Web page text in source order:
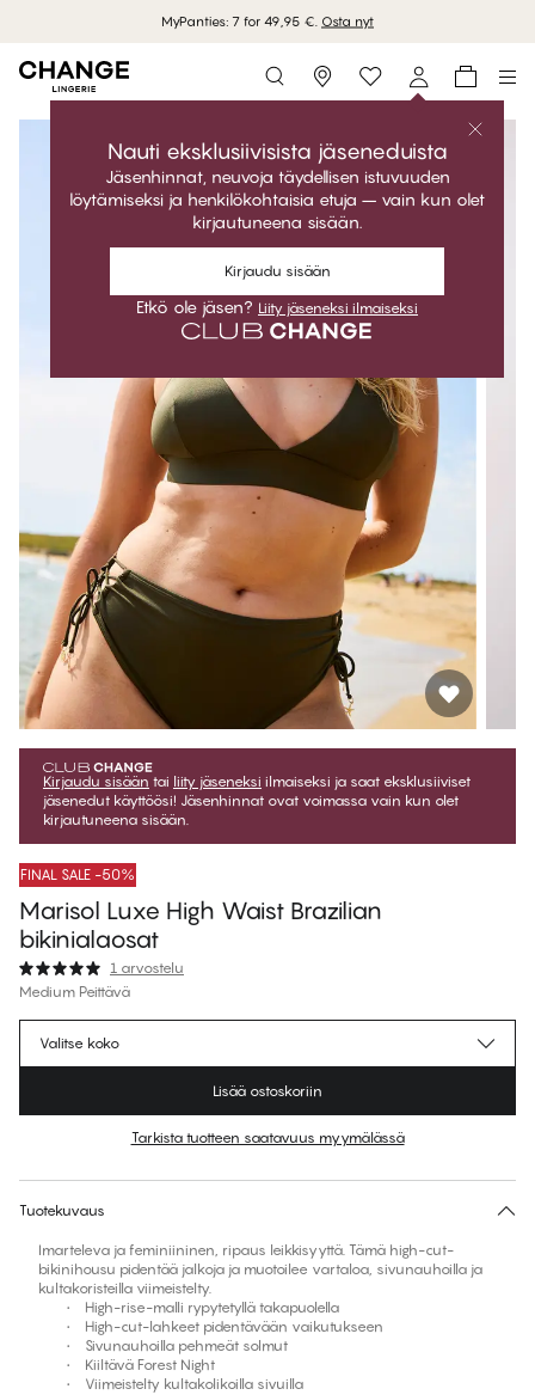
MyPanties: 7 for 49,95 €. Osta nyt
Storefinder
Nauti eksklusiivisista jäseneduista
Jäsenhinnat, neuvoja täydellisen istuvuuden
löytämiseksi ja henkilökohtaisia etuja – vain kun olet
kirjautuneena sisään.
Kirjaudu sisään
Etkö ole jäsen? Liity jäseneksi ilmaiseksi
Kirjaudu sisään tai liity jäseneksi ilmaiseksi ja saat eksklusiiviset
jäsenedut käyttöösi! Jäsenhinnat ovat voimassa vain kun olet
kirjautuneena sisään.
FINAL SALE -50%
Marisol Luxe High Waist Brazilian
bikinialaosat
1 arvostelu
Medium Peittävä
€39.95Normaalihinta
Ei ehdotettua kokoa tähän tuotteeseen
Valitse koko
Lisää ostoskoriin
Tarkista tuotteen saatavuus myymälässä
Tuotekuvaus
Imarteleva ja feminiininen, ripaus leikkisyyttä. Tämä high-cut-
bikinihousu pidentää jalkoja ja muotoilee vartaloa, sivunauhoilla ja
kultakoristeilla viimeistelty.
• High-rise-malli rypytetyllä takapuolella
• High-cut-lahkeet pidentävään vaikutukseen
• Sivunauhoilla pehmeät solmut
• Kiiltävä Forest Night
• Viimeistelty kultakolikoilla sivuilla